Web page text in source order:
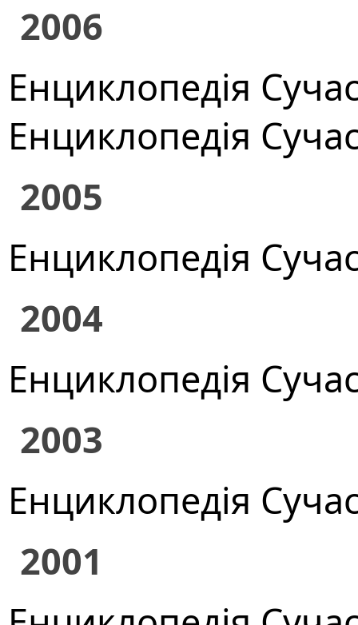
2006
Енциклопедія
Енциклопедія
2005
Енциклопедія
2004
Енциклопедія
2003
Енциклопедія
2001